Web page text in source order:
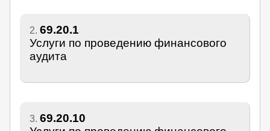
2. 69.20.1
Услуги по проведению финансового
аудита
3. 69.20.10